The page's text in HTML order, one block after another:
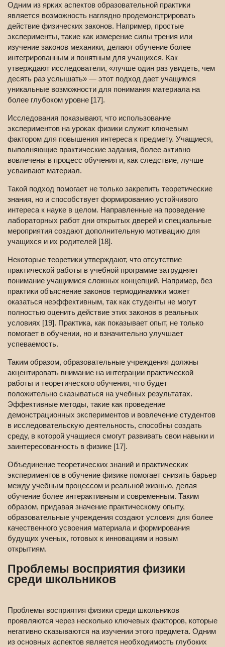
Одним из ярких аспектов образовательной практики
является возможность наглядно продемонстрировать
действие физических законов. Например, простые
эксперименты, такие как измерение силы трения или
изучение законов механики, делают обучение более
интегрированным и понятным для учащихся. Как
утверждают исследователи, «лучше один раз увидеть, чем
десять раз услышать» — этот подход дает учащимся
уникальные возможности для понимания материала на
более глубоком уровне [17].
Исследования показывают, что использование
экспериментов на уроках физики служит ключевым
фактором для повышения интереса к предмету. Учащиеся,
выполняющие практические задания, более активно
вовлечены в процесс обучения и, как следствие, лучше
усваивают материал.
Такой подход помогает не только закрепить теоретические
знания, но и способствует формированию устойчивого
интереса к науке в целом. Направленные на проведение
лабораторных работ дни открытых дверей и специальные
мероприятия создают дополнительную мотивацию для
учащихся и их родителей [18].
Некоторые теоретики утверждают, что отсутствие
практической работы в учебной программе затрудняет
понимание учащимися сложных концепций. Например, без
практики объяснение законов термодинамики может
оказаться неэффективным, так как студенты не могут
полностью оценить действие этих законов в реальных
условиях [19]. Практика, как показывает опыт, не только
помогает в обучении, но и взначительно улучшает
успеваемость.
Таким образом, образовательные учреждения должны
акцентировать внимание на интеграции практической
работы и теоретического обучения, что будет
положительно сказываться на учебных результатах.
Эффективные методы, такие как проведение
демонстрационных экспериментов и вовлечение студентов
в исследовательскую деятельность, способны создать
среду, в которой учащиеся смогут развивать свои навыки и
заинтересованность в физике [17].
Объединение теоретических знаний и практических
экспериментов в обучение физике помогает снизить барьер
между учебным процессом и реальной жизнью, делая
обучение более интерактивным и современным. Таким
образом, придавая значение практическому опыту,
образовательные учреждения создают условия для более
качественного усвоения материала и формирования
будущих ученых, готовых к инновациям и новым
открытиям.
Проблемы восприятия физики
среди школьников
Проблемы восприятия физики среди школьников
проявляются через несколько ключевых факторов, которые
негативно сказываются на изучении этого предмета. Одним
из основных аспектов является необходимость глубоких